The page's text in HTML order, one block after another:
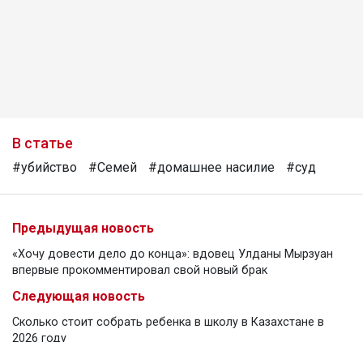
В статье
#убийство #Семей #домашнее насилие #суд
Предыдущая новость
«Хочу довести дело до конца»: вдовец Улданы Мырзуан
впервые прокомментировал свой новый брак
Следующая новость
Сколько стоит собрать ребенка в школу в Казахстане в
2026 году